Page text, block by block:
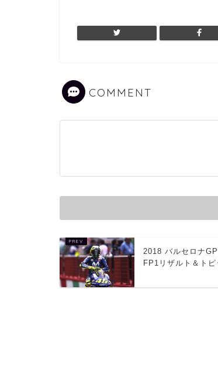
COMMENT
2018 バルセロナGP
FP1リザルト＆トピ